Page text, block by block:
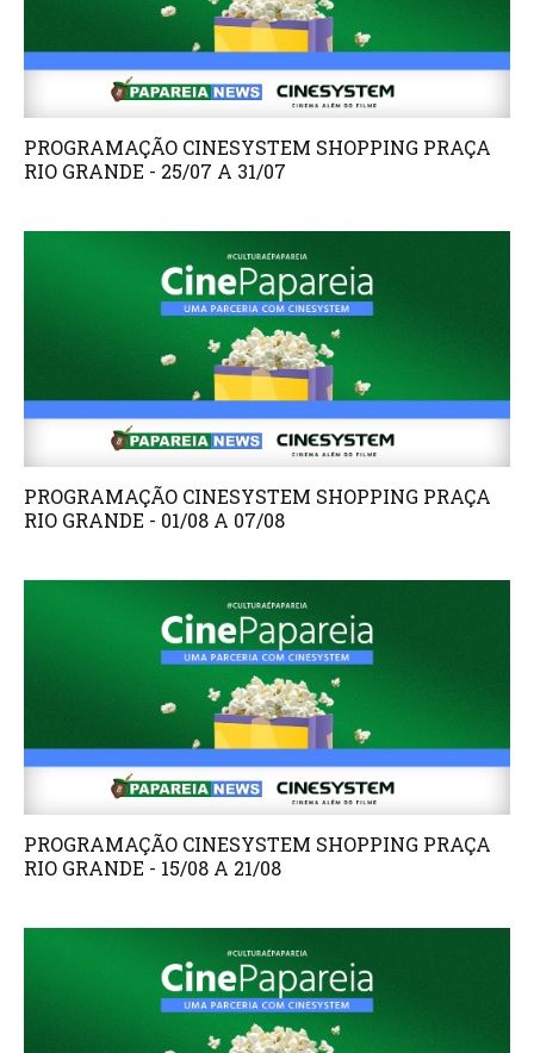
PROGRAMAÇÃO CINESYSTEM SHOPPING PRAÇA
RIO GRANDE - 25/07 A 31/07
PROGRAMAÇÃO CINESYSTEM SHOPPING PRAÇA
RIO GRANDE - 01/08 A 07/08
PROGRAMAÇÃO CINESYSTEM SHOPPING PRAÇA
RIO GRANDE - 15/08 A 21/08